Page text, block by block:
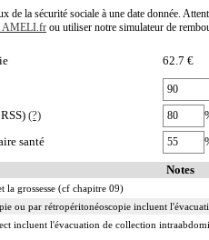
de la sécurité sociale à une date donnée.
AMELI.fr ou utiliser notre simulateur de
62.7 €
(?)
santé
Notes
la grossesse (cf chapitre 09)
ou par rétropéritonéoscopie incluent
incluent l'évacuation de collection